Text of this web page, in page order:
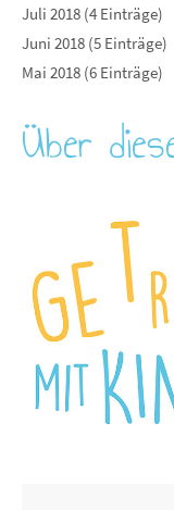
Juli 2018 (4 Einträge)
Juni 2018 (5 Einträge)
Mai 2018 (6 Einträge)
Über